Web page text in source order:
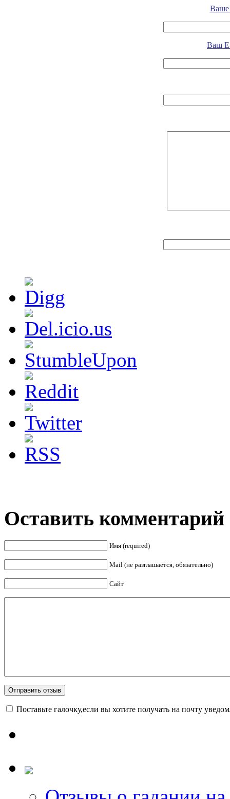
Ваше
Ваш
Оставить комментарий
Имя (required)
Mail (не разглашается, обязательно)
Сайт
Поставьте галочку,если вы хотите получать на почту